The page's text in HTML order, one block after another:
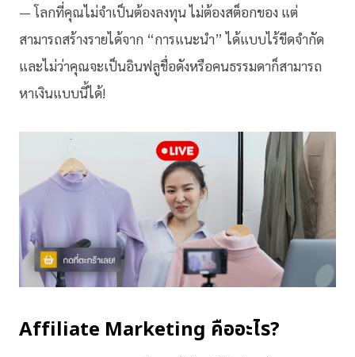
— โลกที่คุณไม่จำเป็นต้องลงทุน ไม่ต้องสต็อกของ แต่
สามารถสร้างรายได้จาก “การแนะนำ” ได้แบบไร้ขีดจำกัด
และไม่ว่าคุณจะเป็นอินฟลูชื่อดังหรือคนธรรมดาก็สามารถ
หาเงินแบบนี้ได้!
Affiliate Marketing คืออะไร?